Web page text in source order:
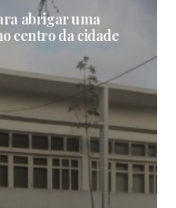
abrigar uma
centro da cidade